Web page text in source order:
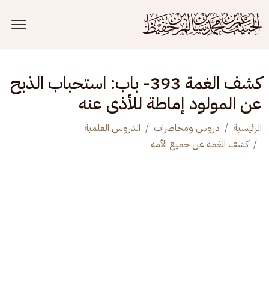
كشف الغمة 393- باب: استحباب الذبح
عن المولود إماطة للأذى عنه
الرئيسية دروس ومحاضرات
الدروس العلمية
كشف الغمة عن جميع الأمة